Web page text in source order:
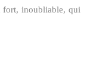
fort, inoubliable, qui